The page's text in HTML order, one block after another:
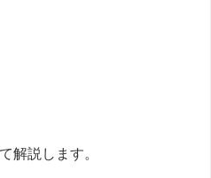
解説します。